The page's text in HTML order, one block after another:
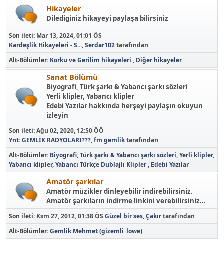
Hikayeler
Dilediginiz hikayeyi paylaşa bilirsiniz
Son ileti: Mar 13, 2024, 01:01 ÖS
Kardeşlik Hikayeleri - S...,Serdar102tarafından
Alt-Bölümler Korku ve Gerilim hikayeleri Diğer hikayeler
Sanat Bölümü
Biyografi, Türk şarkı & Yabancı şarkı sözleri
Yerli klipler, Yabancı klipler
Edebi Yazılar hakkında herşeyi paylaşın okuyun
izleyin
Son ileti:Ağu 02, 2020, 12:50 ÖÖ
Ynt: GEMLİK RADYOLARI???,fm gemliktarafından
Alt-Bölümler Biyografi Türk şarkı & Yabancı şarkı sözleri Yerli klipler
Yabancı klipler Yabancı Türkçe Dublajlı Klipler Edebi Yazılar
Amatör şarkılar
Amatör müzikler dinleyebilir indirebilirsiniz.
Amatör şarkıların indirme linkini verebilirsiniz...
Son ileti: Ksm 27, 2012, 01:38 ÖS Güzel bir ses,Çakırtarafından
Alt-Bölümler Gemlik Mehmet (gizemli_lowe)